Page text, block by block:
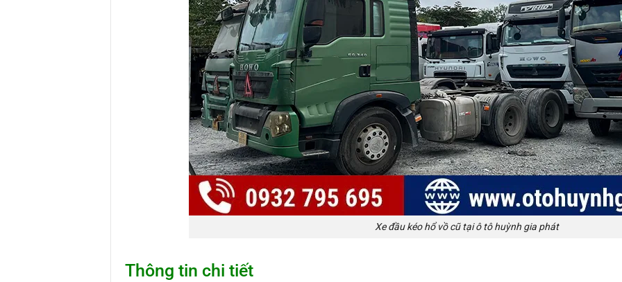
Xe đầu kéo hổ vồ cũ tại ô tô huỳnh gia phát
Thông tin chi tiết